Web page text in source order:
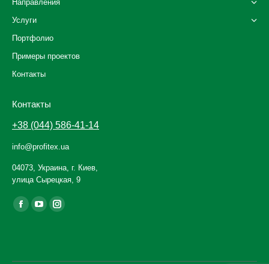
Направления
Услуги
Портфолио
Примеры проектов
Контакты
Контакты
+38 (044) 586-41-14
info@profitex.ua
04073, Украина, г. Киев,
улица Сырецкая, 9
Ищите нас: